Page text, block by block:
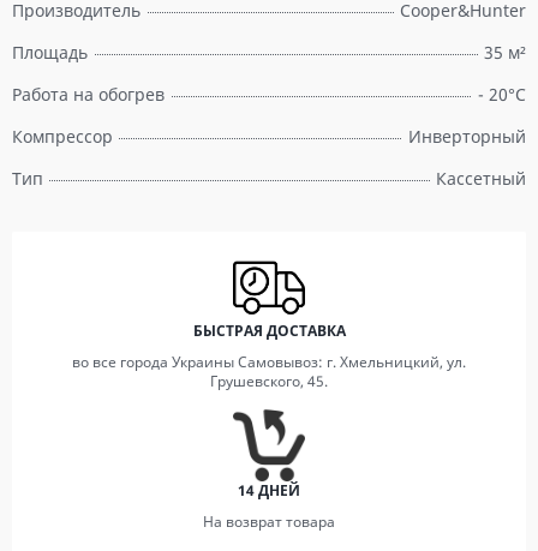
Производитель
Cooper&Hunter
Площадь
35 м²
Работа на обогрев
- 20°C
Компрессор
Инверторный
Тип
Кассетный
БЫСТРАЯ ДОСТАВКА
во все города Украины Самовывоз: г. Хмельницкий, ул.
Грушевского, 45.
14 ДНЕЙ
На возврат товара